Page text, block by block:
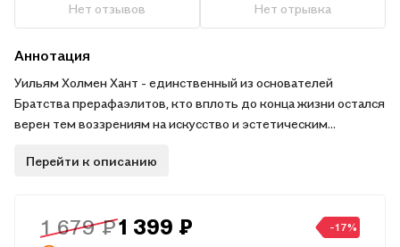
Нет отзывов Нет отрывка
Аннотация
Уильям Холмен Хант - единственный из основателей
Братства прерафаэлитов, кто вплоть до конца жизни остался
верен тем воззрениям на искусство и эстетическим
современники считали Ханта скорее религиозным
священником прерафаэлитов, ставшим также и первым
Перейти к описанию
1 679 ₽1 399 ₽ -17%